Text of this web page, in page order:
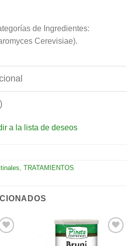
de Ingredientes:
Cerevisiae).
a la lista de deseos
TRATAMIENTOS